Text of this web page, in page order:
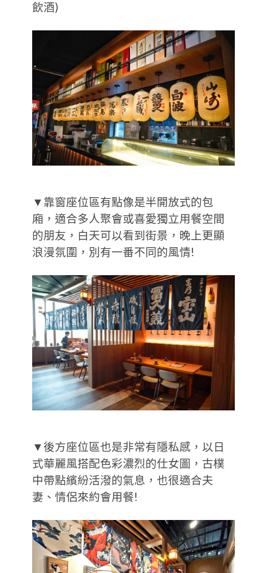
飲酒)
▼靠窗座位區有點像是半開放式的包
廂，適合多人聚會或喜愛獨立用餐空間
的朋友，白天可以看到街景，晚上更顯
浪漫氛圍，別有一番不同的風情!
▼後方座位區也是非常有隱私感，以日
式華麗風搭配色彩濃烈的仕女圖，古樸
中帶點繽紛活潑的氣息，也很適合夫
妻、情侶來約會用餐!